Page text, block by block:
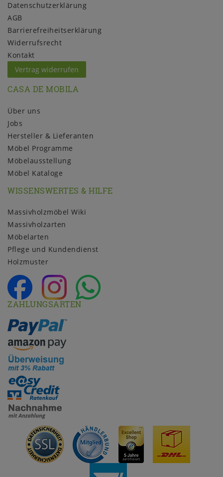
Daten­schutz­erklärung
AGB
Barrierefreiheitserklärung
Widerrufs­recht
Kontakt
Vertrag widerrufen
CASA DE MOBILA
Über uns
Jobs
Hersteller & Lieferanten
Möbel Programme
Möbelausstellung
Möbel Kataloge
WISSENSWERTES & HILFE
Massivholzmöbel Wiki
Massivholzarten
Möbelarten
Pflege und Kundendienst
Holzmuster
ZAHLUNGSARTEN